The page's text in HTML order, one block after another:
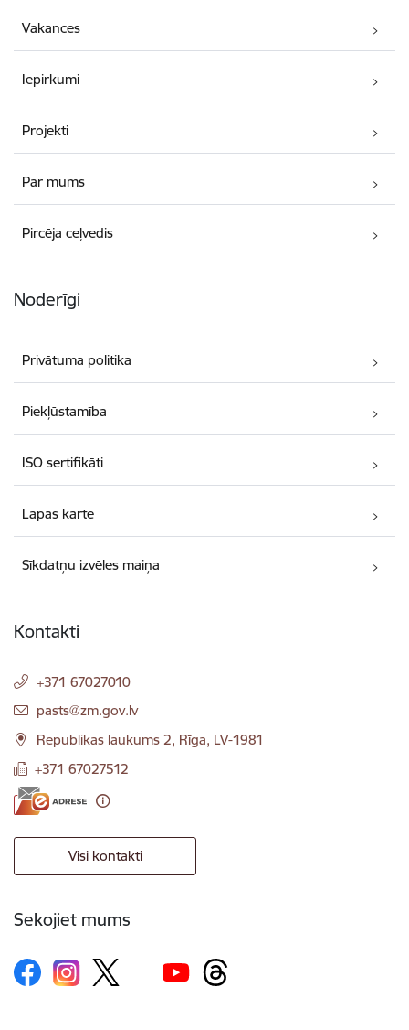
Vakances
Iepirkumi
Projekti
Par mums
Pircēja ceļvedis
Noderīgi
Privātuma politika
Piekļūstamība
ISO sertifikāti
Lapas karte
Sīkdatņu izvēles maiņa
Kontakti
+371 67027010
E-pasts:
pasts@zm.gov.lv
Republikas laukums 2, Rīga, LV-1981
+371 67027512
Visi kontakti
Sekojiet mums